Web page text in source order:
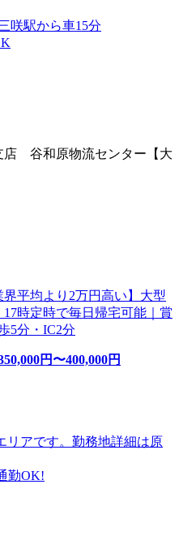
咲駅から車15分
谷和原物流センター【大
界平均より2万円高い】大型
17時定時で毎日帰宅可能｜賞
5分・IC2分
円〜400,000円
リアです。勤務地詳細は原
勤OK!